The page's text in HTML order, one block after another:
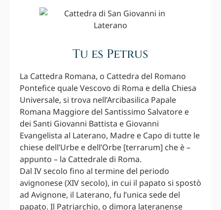
Tu es Petrus
La Cattedra Romana, o Cattedra del Romano
Pontefice quale Vescovo di Roma e della Chiesa
Universale, si trova nell’Arcibasilica Papale
Romana Maggiore del Santissimo Salvatore e
dei Santi Giovanni Battista e Giovanni
Evangelista al Laterano, Madre e Capo di tutte le
chiese dell’Urbe e dell’Orbe [terrarum] che è –
appunto – la Cattedrale di Roma.
Dal IV secolo fino al termine del periodo
avignonese (XIV secolo), in cui il papato si spostò
ad Avignone, il Laterano, fu l’unica sede del
papato. Il Patriarchio, o dimora lateranense